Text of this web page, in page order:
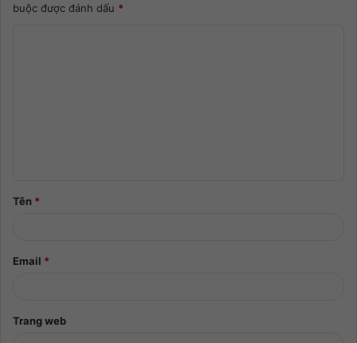
buộc được đánh dấu *
Tên *
Email *
Trang web